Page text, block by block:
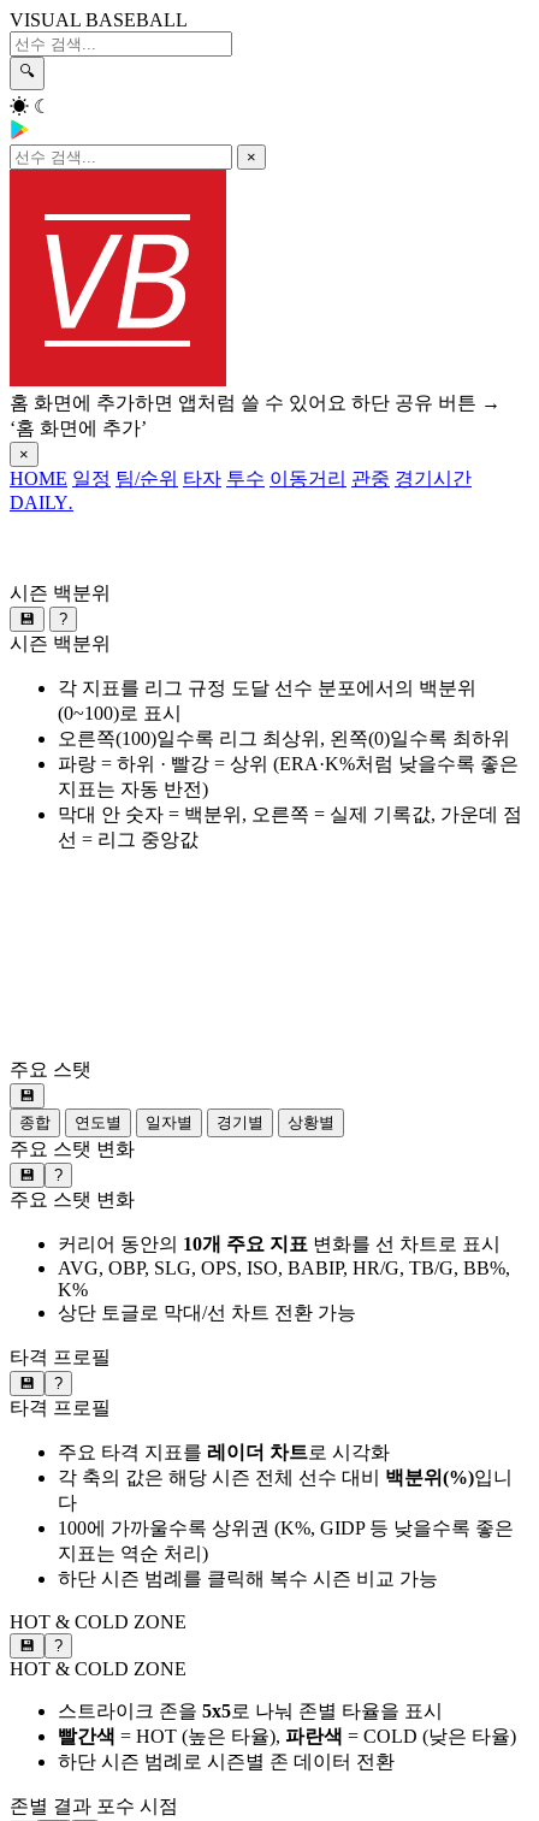
VISUAL BASEBALL
🔍
☀ ☾
×
홈 화면에 추가하면 앱처럼 쓸 수 있어요 하단 공유 버튼 →
‘홈 화면에 추가’
×
HOME 일정 팀/순위 타자 투수 이동거리 관중 경기시간
DAILY.
시즌 백분위
💾 ?
시즌 백분위
각 지표를 리그 규정 도달 선수 분포에서의 백분위
(0~100)로 표시
오른쪽(100)일수록 리그 최상위, 왼쪽(0)일수록 최하위
파랑 = 하위 · 빨강 = 상위 (ERA·K%처럼 낮을수록 좋은
지표는 자동 반전)
막대 안 숫자 = 백분위, 오른쪽 = 실제 기록값, 가운데 점
선 = 리그 중앙값
주요 스탯
💾
종합
연도별 일자별 경기별 상황별
주요 스탯 변화
💾 ?
주요 스탯 변화
커리어 동안의 10개 주요 지표 변화를 선 차트로 표시
AVG, OBP, SLG, OPS, ISO, BABIP, HR/G, TB/G, BB%,
K%
상단 토글로 막대/선 차트 전환 가능
타격 프로필
💾 ?
타격 프로필
주요 타격 지표를 레이더 차트로 시각화
각 축의 값은 해당 시즌 전체 선수 대비 백분위(%)입니
다
100에 가까울수록 상위권 (K%, GIDP 등 낮을수록 좋은
지표는 역순 처리)
하단 시즌 범례를 클릭해 복수 시즌 비교 가능
HOT & COLD ZONE
💾 ?
HOT & COLD ZONE
스트라이크 존을 5x5로 나눠 존별 타율을 표시
빨간색 = HOT (높은 타율), 파란색 = COLD (낮은 타율)
하단 시즌 범례로 시즌별 존 데이터 전환
존별 결과 포수 시점